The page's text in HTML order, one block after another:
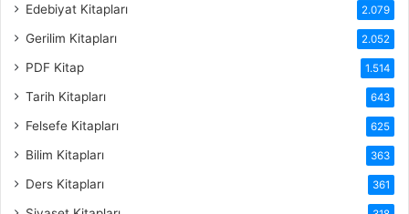
Edebiyat Kitapları 2.079
Gerilim Kitapları 2.052
PDF Kitap 1.514
Tarih Kitapları 643
Felsefe Kitapları 625
Bilim Kitapları 363
Ders Kitapları 361